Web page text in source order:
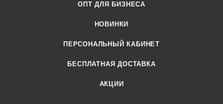
ОПТ ДЛЯ БИЗНЕСА
НОВИНКИ
ПЕРСОНАЛЬНЫЙ КАБИНЕТ
БЕСПЛАТНАЯ ДОСТАВКА
АКЦИИ